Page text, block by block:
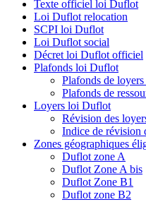
Texte officiel loi Duflot
Loi Duflot relocation
SCPI loi Duflot
Loi Duflot social
Décret loi Duflot officiel
Plafonds loi Duflot
Plafonds de
Plafonds de
Loyers loi Duflot
Révision des
Indice de révision
Zones géographiques
Duflot zone A
Duflot Zone A bis
Duflot Zone B1
Duflot zone B2